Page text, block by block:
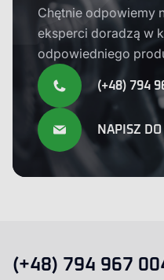
Chętnie odpowiemy
eksperci doradzą w
odpowiedniego
(+48) 794
NAPISZ
(+48) 794 967